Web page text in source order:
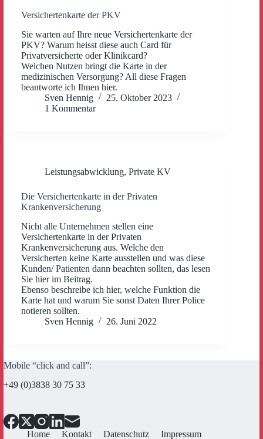
Versichertenkarte der PKV
Sie warten auf Ihre neue Versichertenkarte der
PKV? Warum heisst diese auch Card für
Privatversicherte oder Klinikcard?
Welchen Nutzen bringt die Karte in der
medizinischen Versorgung? All diese Fragen
beantworte ich Ihnen hier.
Sven Hennig
25. Oktober 2023
1 Kommentar
Leistungsabwicklung, Private KV
Die Versichertenkarte in der Privaten
Krankenversicherung
Nicht alle Unternehmen stellen eine
Versichertenkarte in der Privaten
Krankenversicherung aus. Welche den
Versicherten keine Karte ausstellen und was diese
Kunden/ Patienten dann beachten sollten, das lesen
Sie hier im Beitrag.
Ebenso beschreibe ich hier, welche Funktion die
Karte hat und warum Sie sonst Daten Ihrer Police
notieren sollten.
Sven Hennig
26. Juni 2022
Mobile “click and call”:
+49 (0)3838 30 75 33
Home Kontakt Datenschutz Impressum